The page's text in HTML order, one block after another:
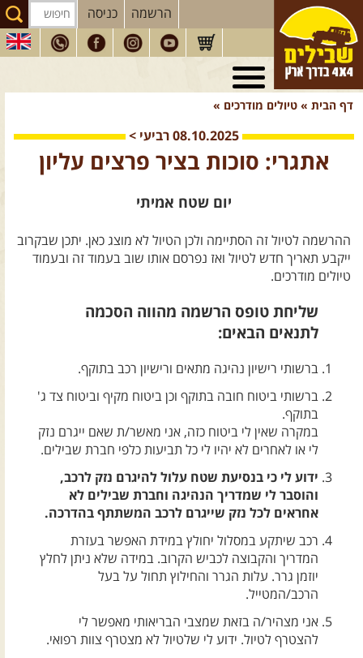
הרשמה כניסה
טיולי 4X4
בארץ
חנותשבילים
הירשמו לניוזלטר שבילים
הבלוג של יואב קווה
פודקאסט ג'יפאות
צרו קשר עם שבילים
אודות יואב קווה והאתר שבילים
דף הבית » טיולים מודרכים »
08.10.2025 רביעי >
אתגרי: סוכות בציר פרצים עליון
יום שטח אמיתי
ההרשמה לטיול זה הסתיימה ולכן הטיול לא מוצג כאן. יתכן שבקרוב
ייקבע תאריך חדש לטיול ואז נפרסם אותו שוב בעמוד זה ובעמוד
טיולים מודרכים.
שליחת טופס הרשמה מהווה הסכמה
לתנאים הבאים:
ברשותי רישיון נהיגה מתאים ורישיון רכב בתוקף.
ברשותי ביטוח חובה בתוקף וכן ביטוח מקיף וביטוח צד ג'
בתוקף.
במקרה שאין לי ביטוח כזה, אני מאשר/ת שאם ייגרם נזק
לי או לאחרים לא יהיו לי כל תביעות כלפי חברת שבילים.
ידוע לי כי בנסיעת שטח עלול להיגרם נזק לרכב,
והוסבר לי שמדריך הנהיגה וחברת שבילים לא
אחראים לכל נזק שייגרם לרכב המשתתף בהדרכה.
רכב שיתקע במסלול יחולץ במידת האפשר בעזרת
המדריך והקבוצה לכביש הקרוב. במידה שלא ניתן לחלץ
יוזמן גרר. עלות הגרר והחילוץ תחול על בעל
הרכב/המטייל.
אני מצהיר/ה בזאת שמצבי הבריאותי מאפשר לי
להצטרף לטיול. ידוע לי שלטיול לא מצטרף צוות רפואי.